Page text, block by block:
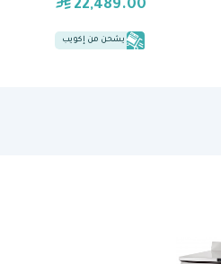
22,489.00
يشحن من إكويب